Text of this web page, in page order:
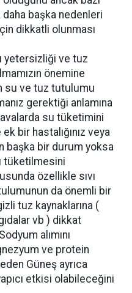
başka nedenleri
dikkatli olunması
yetersizliği ve tuz
önemine
su ve tuz tutulumu
gerektiği anlamına
su tüketimini
bir hastalığınız veya
başka bir durum yoksa
tüketilmesini
özellikle sıvı
da önemli bir
tuz kaynaklarına (
vb ) dikkat
alımını
ve protein
Güneş ayrıca
etkisi olabileceğini